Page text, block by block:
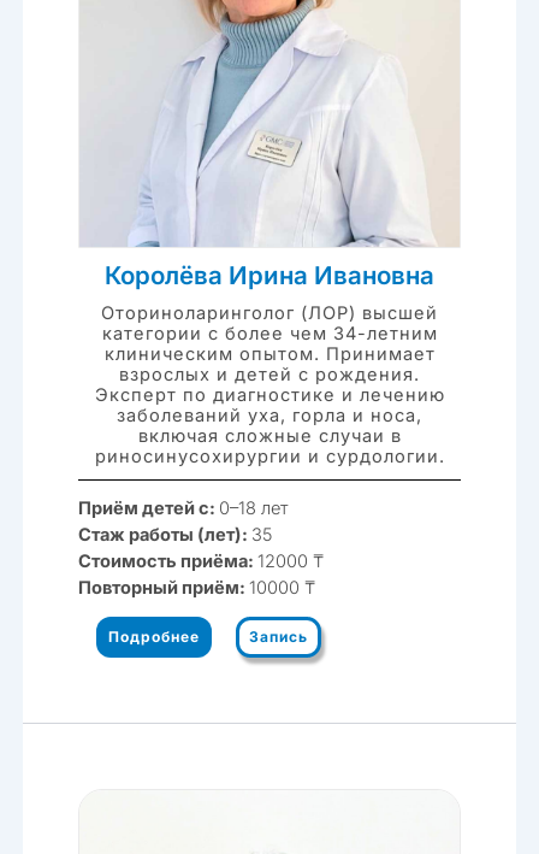
Королёва Ирина Ивановна
Оториноларинголог (ЛОР) высшей
категории с более чем 34-летним
клиническим опытом. Принимает
взрослых и детей с рождения.
Эксперт по диагностике и лечению
заболеваний уха, горла и носа,
включая сложные случаи в
риносинусохирургии и сурдологии.
Приём детей с: 0–18 лет
Стаж работы (лет): 35
Стоимость приёма: 12000 ₸
Повторный приём: 10000 ₸
Подробнее Запись